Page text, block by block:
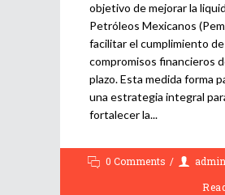
objetivo de mejorar la
Petróleos Mexicanos
facilitar el cumplimiento
compromisos financieros
plazo. Esta medida forma
una estrategia integral
fortalecer la
0 Comments
admin